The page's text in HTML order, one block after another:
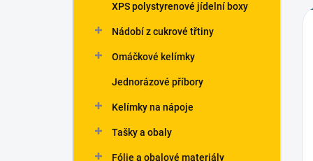
XPS polystyrenové jídelní boxy
Nádobí z cukrové třtiny
Omáčkové kelímky
Jednorázové příbory
Kelímky na nápoje
Tašky a obaly
Fólie a obalové materiály